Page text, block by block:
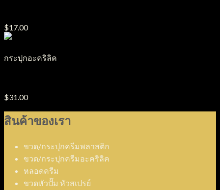
$17.00
กระปุกอะคริลิค
$31.00
สินค้าของเรา
ขวด/กระปุกครีมพลาสติก
ขวด/กระปุกครีมอะคริลิค
หลอดครีม
ขวดหัวปั๊ม หัวสเปรย์